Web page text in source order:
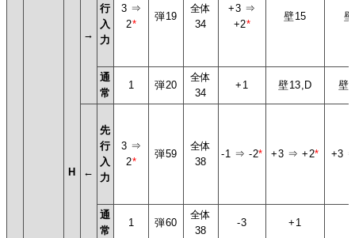
H
→
行
入
力
3 ⇒
2*
弾19
全体
34
+3 ⇒
+2*
壁15
通
常
1 弾20
全体
34
+1 壁13,D 壁
←
先
行
入
力
3 ⇒
2*
弾59
全体
38
-1 ⇒ -2* +3 ⇒ +2* +3
通
常
1 弾60
全体
38
-3 +1